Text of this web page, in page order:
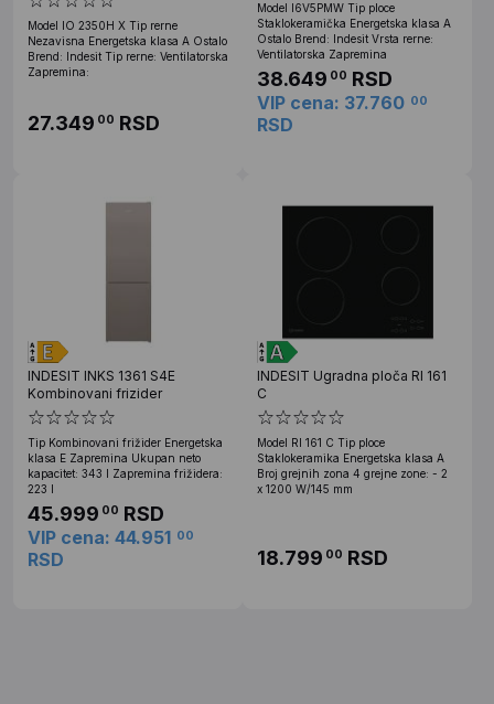
Model IO 2350H X Tip rerne
Nezavisna Energetska klasa A Ostalo
Brend: Indesit Tip rerne: Ventilatorska
Zapremina:
27.349 00 RSD
Model I6V5PMW Tip ploce
Staklokeramička Energetska klasa A
Ostalo Brend: Indesit Vrsta rerne:
Ventilatorska Zapremina
38.649 00 RSD
VIP cena: 37.760 00
RSD
INDESIT INKS 1361 S4E
Kombinovani frizider
Tip Kombinovani frižider Energetska
klasa E Zapremina Ukupan neto
kapacitet: 343 l Zapremina frižidera:
223 l
45.999 00 RSD
VIP cena: 44.951 00
RSD
INDESIT Ugradna ploča RI 161
C
Model RI 161 C Tip ploce
Staklokeramika Energetska klasa A
Broj grejnih zona 4 grejne zone: - 2
x 1200 W/145 mm
18.799 00 RSD